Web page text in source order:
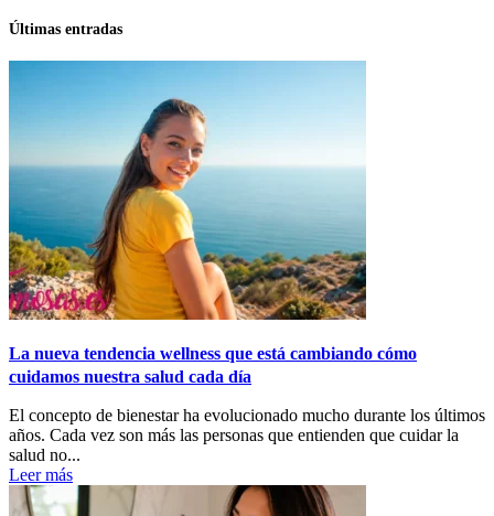
Últimas entradas
La nueva tendencia wellness que está cambiando cómo
cuidamos nuestra salud cada día
El concepto de bienestar ha evolucionado mucho durante los últimos
años. Cada vez son más las personas que entienden que cuidar la
salud no...
Leer más